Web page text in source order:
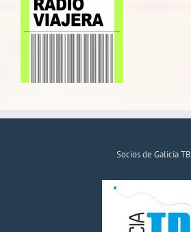
Socios de Galicia TB